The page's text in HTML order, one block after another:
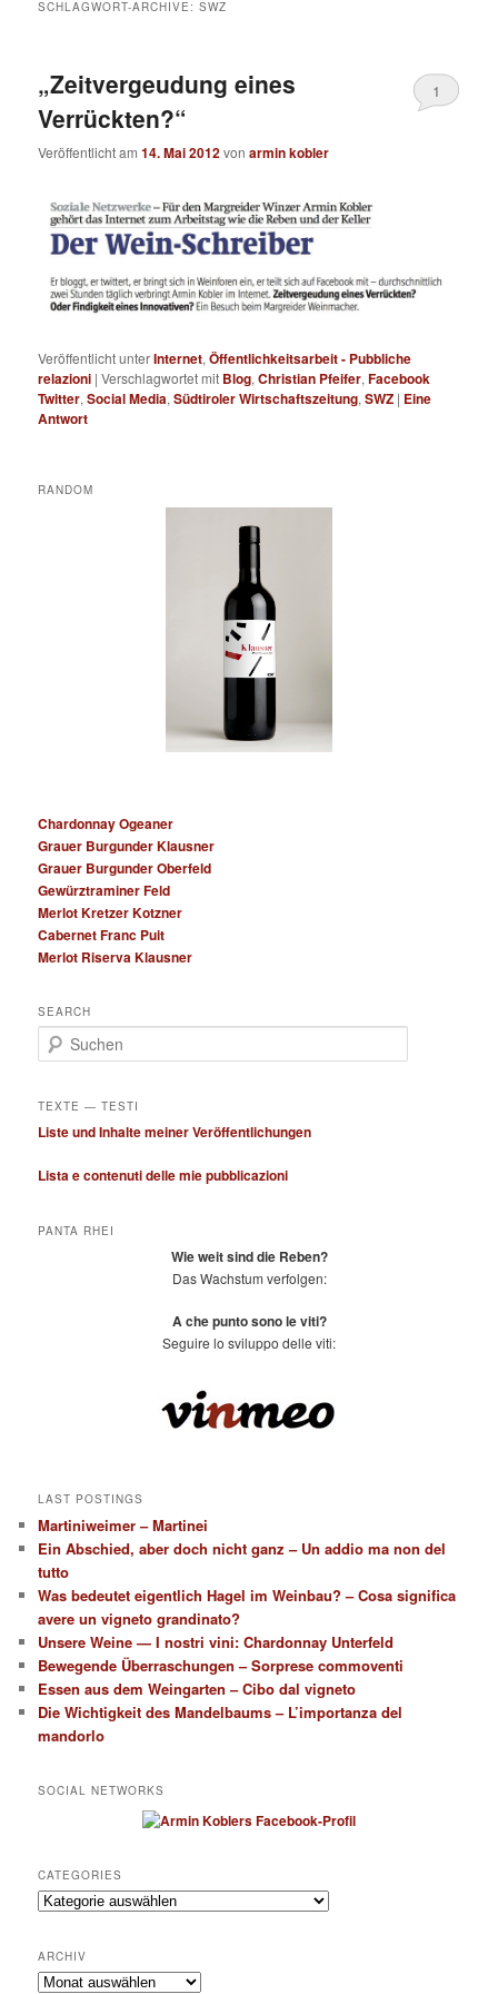
SCHLAGWORT-ARCHIVE:SWZ
„Zeitvergeudung eines
Verrückten?“
Veröffentlicht am14. Mai 2012vonarmin kobler
1
Veröffentlicht unterInternet,Öffentlichkeitsarbeit - Pubbliche
relazioni |Verschlagwortet mit Blog,Christian Pfeifer,Facebook
Twitter,Social Media,Südtiroler Wirtschaftszeitung,SWZ | Eine
Antwort
RANDOM
Chardonnay Ogeaner
Grauer Burgunder Klausner
Grauer Burgunder Oberfeld
Gewürztraminer Feld
Merlot Kretzer Kotzner
Cabernet Franc Puit
Merlot Riserva Klausner
SEARCH
u
h
n
TEXTE — TESTI
Liste und Inhalte meiner Veröffentlichungen
Lista e contenuti delle mie pubblicazioni
PANTA RHEI
Wie weit sind die Reben?
Das Wachstum verfolgen:
A che punto sono le viti?
Seguire lo sviluppo delle viti:
LAST POSTINGS
Martiniweimer – Martinei
Ein Abschied, aber doch nicht ganz – Un addio ma non del
tutto
Was bedeutet eigentlich Hagel im Weinbau? – Cosa significa
avere un vigneto grandinato?
Unsere Weine — I nostri vini: Chardonnay Unterfeld
Bewegende Überraschungen – Sorprese commoventi
Essen aus dem Weingarten – Cibo dal vigneto
Die Wichtigkeit des Mandelbaums – L’importanza del
mandorlo
SOCIAL NETWORKS
CATEGORIES
Categories
ARCHIV
Archiv